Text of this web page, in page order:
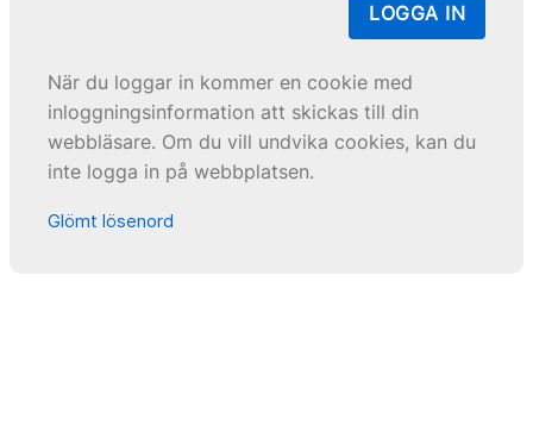
LOGGA IN
När du loggar in kommer en cookie med
inloggningsinformation att skickas till din
webbläsare. Om du vill undvika cookies, kan du
inte logga in på webbplatsen.
Glömt lösenord